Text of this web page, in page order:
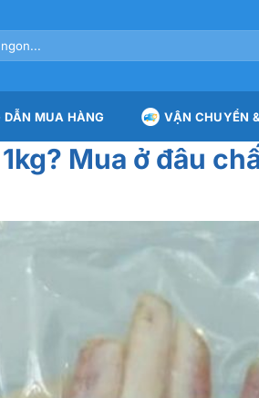
DẪN MUA HÀNG VẬN CHUYỂN
Mua ở đâu